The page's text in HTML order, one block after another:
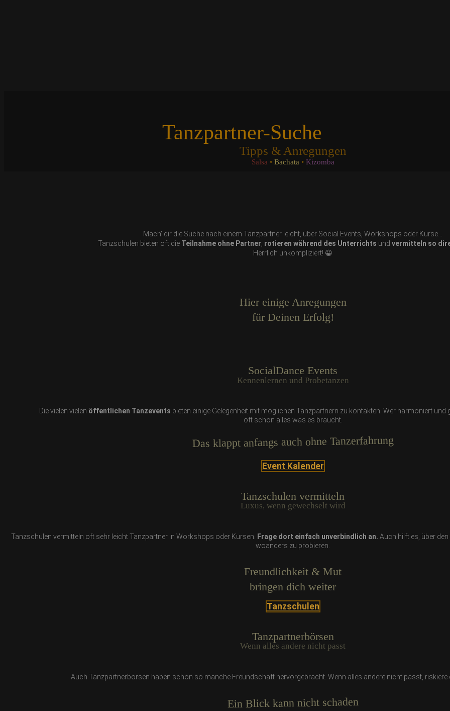
Tanzpartner-Suche
Tipps & Anregungen
Salsa • Bachata • Kizomba
Mach' dir die Suche nach einem Tanzpartner leicht, über Social Events, Workshops oder Kurse...
Tanzschulen bieten oft die Teilnahme ohne Partner, rotieren während des Unterrichts und vermitteln so
Herrlich unkompliziert! 😀
Hier einige Anregungen
für Deinen Erfolg!
SocialDance Events
Kennenlernen und Probetanzen
Die vielen vielen öffentlichen Tanzevents bieten einige Gelegenheit mit möglichen Tanzpartnern zu kontakten. Wer harmoniert
oft schon alles was es braucht.
Das klappt anfangs auch ohne Tanzerfahrung
Event Kalender
Tanzschulen vermitteln
Luxus, wenn gewechselt wird
Tanzschulen vermitteln oft sehr leicht Tanzpartner in Workshops oder Kursen. Frage dort einfach unverbindlich an. Auch hilft es, über
woanders zu probieren.
Freundlichkeit & Mut
bringen dich weiter
Tanzschulen
Tanzpartnerbörsen
Wenn alles andere nicht passt
Auch Tanzpartnerbörsen haben schon so manche Freundschaft hervorgebracht. Wenn alles andere nicht passt, riskiere
Ein Blick kann nicht schaden